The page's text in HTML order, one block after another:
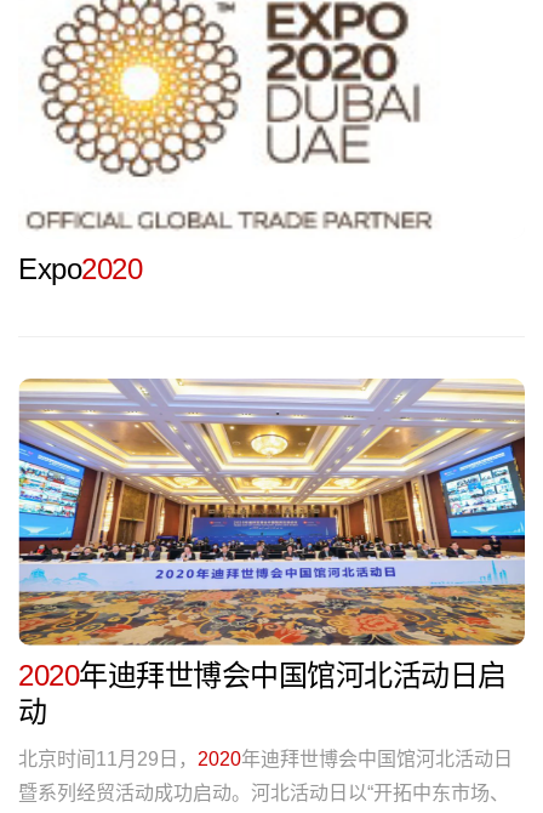
Expo2020
2020年迪拜世博会中国馆河北活动日启
动
北京时间11月29日， 2020年迪拜世博会中国馆河北活动日
暨系列经贸活动成功启动。河北活动日以“开拓中东市场、